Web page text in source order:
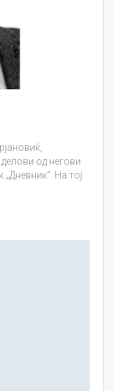
од негови
На тој